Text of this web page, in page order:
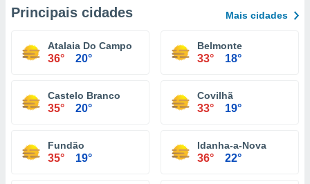
Principais cidades Mais cidades
Atalaia Do Campo
36° 20°
Belmonte
33° 18°
Castelo Branco
35° 20°
Covilhã
33° 19°
Fundão
35° 19°
Idanha-a-Nova
36° 22°